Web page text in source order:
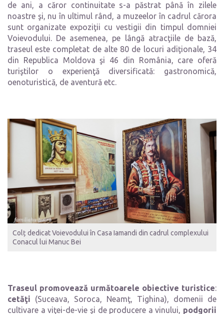
de ani, a căror continuitate s-a păstrat până în zilele
noastre şi, nu în ultimul rând, a muzeelor în cadrul cărora
sunt organizate expoziţii cu vestigii din timpul domniei
Voievodului. De asemenea, pe lângă atracţiile de bază,
traseul este completat de alte 80 de locuri adiţionale, 34
din Republica Moldova şi 46 din România, care oferă
turiştilor o experienţă diversificată: gastronomică,
oenoturistică, de aventură etc.
Colț dedicat Voievodului în Casa Iamandi din cadrul complexului
Conacul lui Manuc Bei
Traseul promovează următoarele obiective turistice:
cetăţi (Suceava, Soroca, Neamţ, Tighina), domenii de
cultivare a viţei-de-vie şi de producere a vinului, podgorii